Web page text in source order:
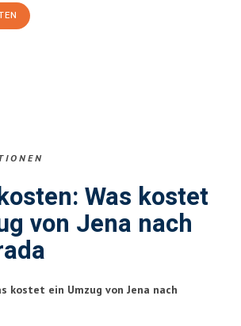
Was kostet
von Jena nach
kostet ein Umzug von Jena nach